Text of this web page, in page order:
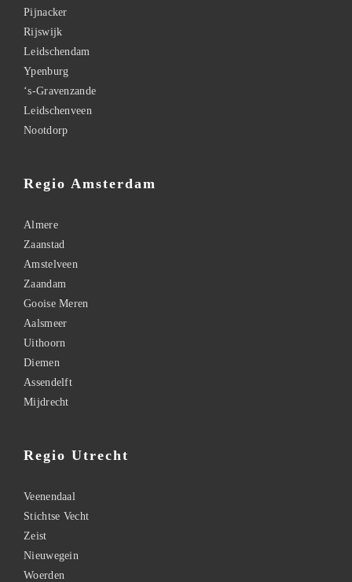
Pijnacker
Rijswijk
Leidschendam
Ypenburg
‘s-Gravenzande
Leidschenveen
Nootdorp
Regio Amsterdam
Almere
Zaanstad
Amstelveen
Zaandam
Gooise Meren
Aalsmeer
Uithoorn
Diemen
Assendelft
Mijdrecht
Regio Utrecht
Veenendaal
Stichtse Vecht
Zeist
Nieuwegein
Woerden